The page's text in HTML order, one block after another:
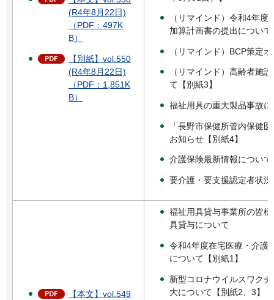
(R4年8月22日)
（PDF：497K
B）
【別紙】vol.550
(R4年8月22日)
（PDF：1,851K
B）
（リマインド）令和4年
加算計画書の提出につい
（リマインド）BCP策定
（リマインド）高齢者施
て【別紙3】
福祉用具の重大製品事故
「長野市保健所管内保健
お知らせ【別紙4】
介護保険最新情報について
要介護・要支援認定者状
【本文】vol.549
福祉用具貸与事業所の皆
具貸与について
令和4年度在宅医療・介護
について【別紙1】
新型コロナウイルスワク
大について【別紙2、3】